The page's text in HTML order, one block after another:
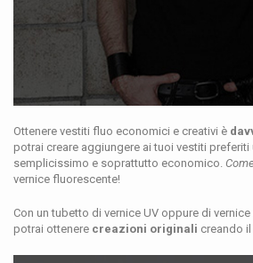
Ottenere vestiti fluo economici e creativi è
potrai creare aggiungere ai tuoi vestiti preferiti
semplicissimo e soprattutto economico.
vernice fluorescente!
Con un tubetto di vernice UV oppure di
potrai ottenere creazioni originali creando